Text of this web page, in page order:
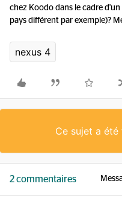
chez Koodo dans le cadre
pays différent par exemple)?
nexus 4
Ce sujet a été
2 commentaires